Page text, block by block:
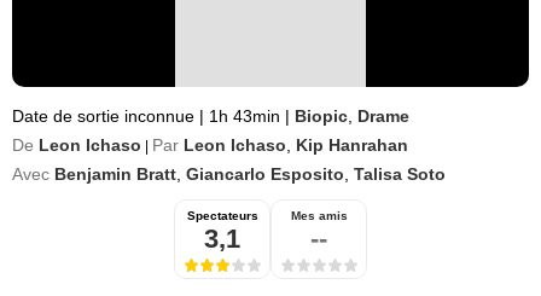
Date de sortie inconnue | 1h 43min | Biopic Drame
De Leon Ichaso Par Leon Ichaso
Kip Hanrahan
Avec Benjamin Bratt Giancarlo Esposito Talisa Soto
Spectateurs
3,1
Mes amis
--